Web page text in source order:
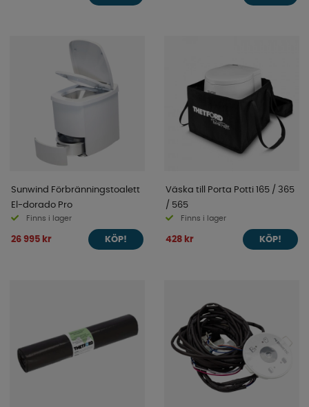
Sunwind Förbränningstoalett
El-dorado Pro
Finns i lager
26 995 kr KÖP!
Väska till Porta Potti 165 / 365
/ 565
Finns i lager
428 kr KÖP!